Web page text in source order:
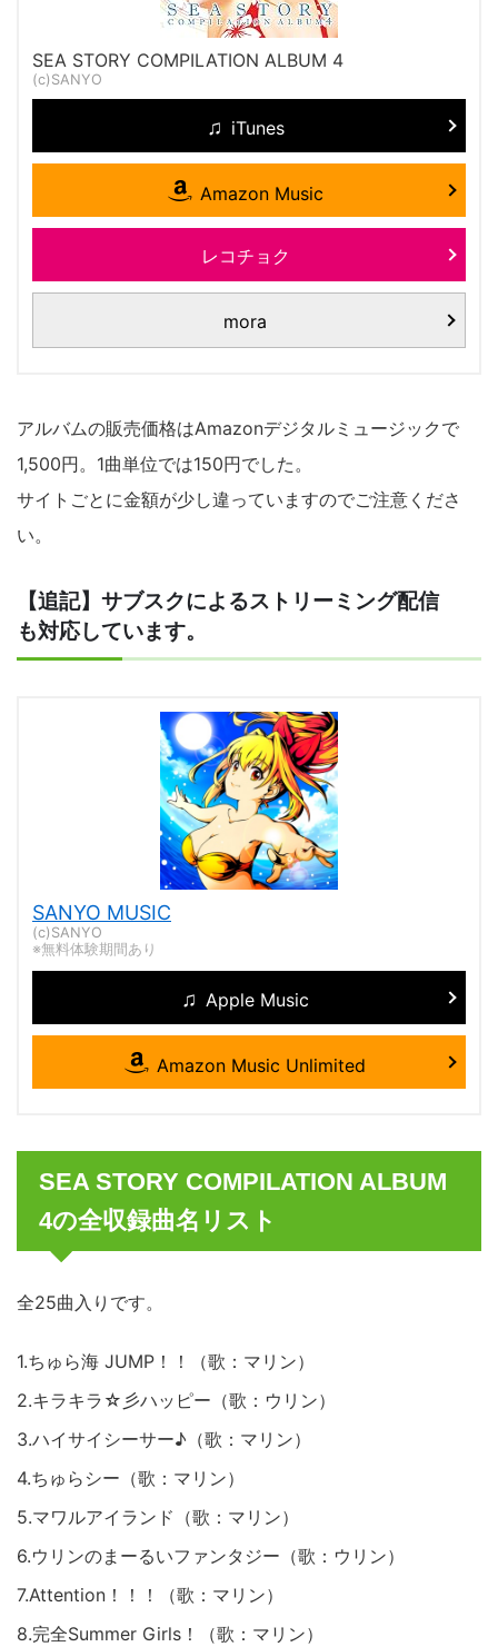
SEA STORY COMPILATION ALBUM 4
(c)SANYO
iTunes
Amazon Music
レコチョク
mora
アルバムの販売価格はAmazonデジタルミュージックで
1,500円。1曲単位では150円でした。
サイトごとに金額が少し違っていますのでご注意くださ
い。
【追記】サブスクによるストリーミング配信
も対応しています。
SANYO MUSIC
(c)SANYO
※無料体験期間あり
Apple Music
Amazon Music Unlimited
SEA STORY COMPILATION ALBUM
4の全収録曲名リスト
全25曲入りです。
1.ちゅら海 JUMP！！（歌：マリン）
2.キラキラ☆彡ハッピー（歌：ウリン）
3.ハイサイシーサー♪（歌：マリン）
4.ちゅらシー（歌：マリン）
5.マワルアイランド（歌：マリン）
6.ウリンのまーるいファンタジー（歌：ウリン）
7.Attention！！！（歌：マリン）
8.完全Summer Girls！（歌：マリン）